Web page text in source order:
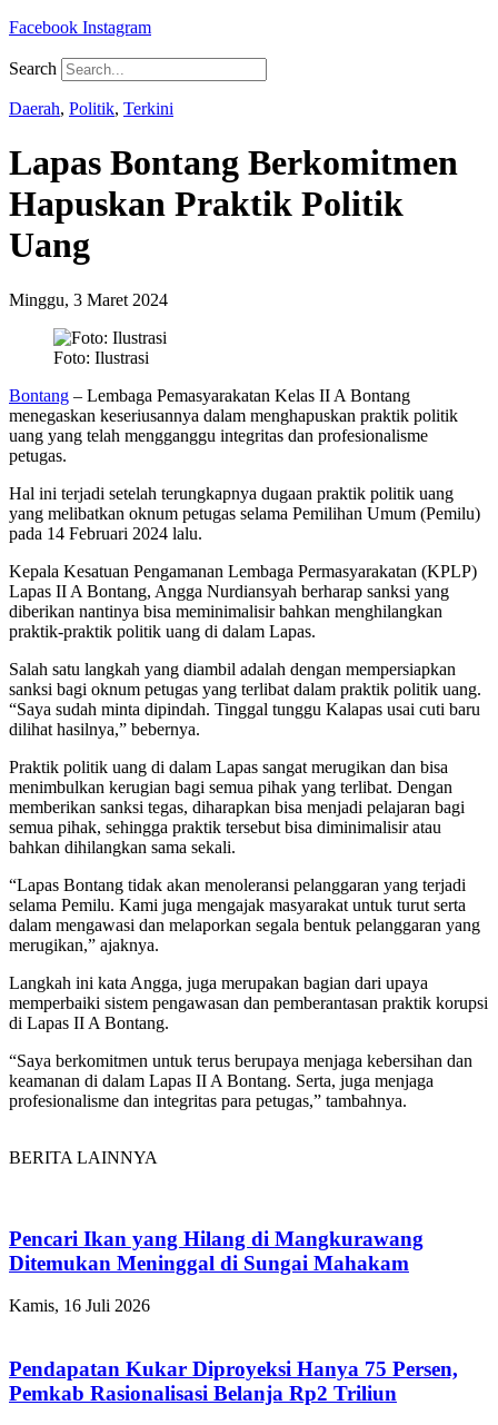
Facebook Instagram
Search
Daerah, Politik, Terkini
Lapas Bontang Berkomitmen
Hapuskan Praktik Politik
Uang
Minggu, 3 Maret 2024
Foto: Ilustrasi
Bontang – Lembaga Pemasyarakatan Kelas II A Bontang
menegaskan keseriusannya dalam menghapuskan praktik politik
uang yang telah mengganggu integritas dan profesionalisme
petugas.
Hal ini terjadi setelah terungkapnya dugaan praktik politik uang
yang melibatkan oknum petugas selama Pemilihan Umum (Pemilu)
pada 14 Februari 2024 lalu.
Kepala Kesatuan Pengamanan Lembaga Permasyarakatan (KPLP)
Lapas II A Bontang, Angga Nurdiansyah berharap sanksi yang
diberikan nantinya bisa meminimalisir bahkan menghilangkan
praktik-praktik politik uang di dalam Lapas.
Salah satu langkah yang diambil adalah dengan mempersiapkan
sanksi bagi oknum petugas yang terlibat dalam praktik politik uang.
“Saya sudah minta dipindah. Tinggal tunggu Kalapas usai cuti baru
dilihat hasilnya,” bebernya.
Praktik politik uang di dalam Lapas sangat merugikan dan bisa
menimbulkan kerugian bagi semua pihak yang terlibat. Dengan
memberikan sanksi tegas, diharapkan bisa menjadi pelajaran bagi
semua pihak, sehingga praktik tersebut bisa diminimalisir atau
bahkan dihilangkan sama sekali.
“Lapas Bontang tidak akan menoleransi pelanggaran yang terjadi
selama Pemilu. Kami juga mengajak masyarakat untuk turut serta
dalam mengawasi dan melaporkan segala bentuk pelanggaran yang
merugikan,” ajaknya.
Langkah ini kata Angga, juga merupakan bagian dari upaya
memperbaiki sistem pengawasan dan pemberantasan praktik korupsi
di Lapas II A Bontang.
“Saya berkomitmen untuk terus berupaya menjaga kebersihan dan
keamanan di dalam Lapas II A Bontang. Serta, juga menjaga
profesionalisme dan integritas para petugas,” tambahnya.
BERITA LAINNYA
Pencari Ikan yang Hilang di Mangkurawang
Ditemukan Meninggal di Sungai Mahakam
Kamis, 16 Juli 2026
Pendapatan Kukar Diproyeksi Hanya 75 Persen,
Pemkab Rasionalisasi Belanja Rp2 Triliun